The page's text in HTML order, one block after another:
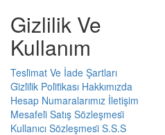
Gizlilik Ve
Kullanım
Tesli̇mat Ve İade Şartları
Gi̇zli̇li̇k Poli̇ti̇kası Hakkımızda
Hesap Numaralarımız İletişim
Mesafeli̇ Satış Sözleşmesi̇
Kullanıcı Sözleşmesi̇ S.S.S